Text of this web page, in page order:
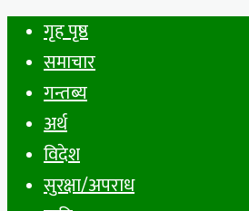
for
गृह पृष्ठ
समाचार
गन्तब्य
अर्थ
विदेश
सुरक्षा/अपराध